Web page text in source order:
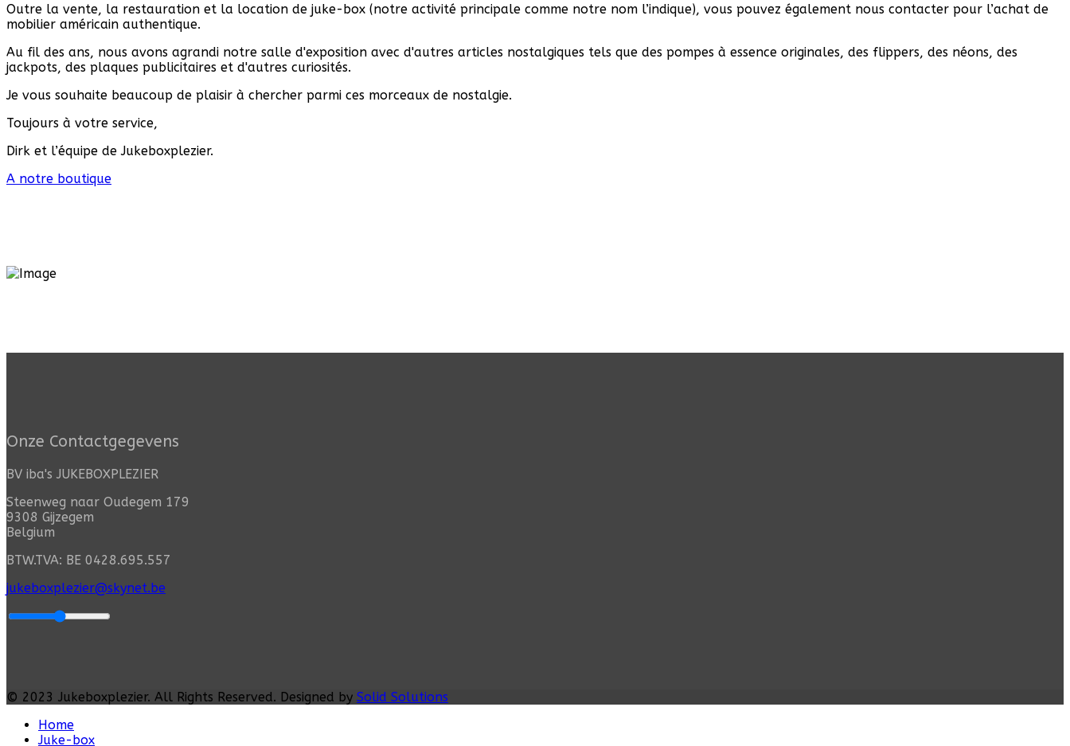
Outre la vente, la restauration et la location de juke-box (notre activité principale comme notre nom l’indique), vous pouvez également nous contacter pour l’achat de
mobilier américain authentique.
Au fil des ans, nous avons agrandi notre salle d'exposition avec d'autres articles nostalgiques tels que des pompes à essence originales, des flippers, des néons, des
jackpots, des plaques publicitaires et d'autres curiosités.
Je vous souhaite beaucoup de plaisir à chercher parmi ces morceaux de nostalgie.
Toujours à votre service,
Dirk et l’équipe de Jukeboxplezier.
A notre boutique
Onze Contactgegevens
BV iba's JUKEBOXPLEZIER
Steenweg naar Oudegem 179
9308 Gijzegem
Belgium
BTW.TVA: BE 0428.695.557
jukeboxplezier@skynet.be
© 2023 Jukeboxplezier. All Rights Reserved. Designed by Solid Solutions
Home
Juke-box